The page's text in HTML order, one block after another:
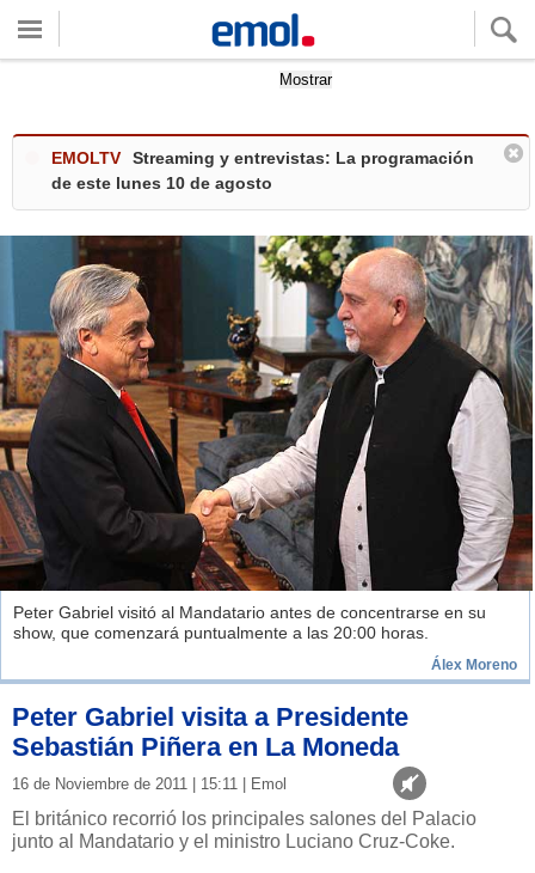
Mostrar
EMOLTV
Streaming y entrevistas: La programación
de este lunes 10 de agosto
Peter Gabriel visitó al Mandatario antes de concentrarse en su
show, que comenzará puntualmente a las 20:00 horas.
Álex Moreno
Peter Gabriel visita a Presidente
Sebastián Piñera en La Moneda
16 de Noviembre de 2011 | 15:11 | Emol
El británico recorrió los principales salones del Palacio
junto al Mandatario y el ministro Luciano Cruz-Coke.